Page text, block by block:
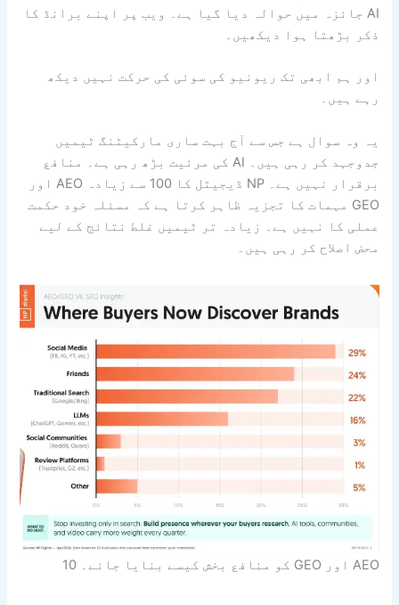
AI جائزہ میں حوالہ دیا گیا ہے۔ ویب پر اپنے برانڈ کا
ذکر بڑھتا ہوا دیکھیں۔
اور ہم ابھی تک ریونیو کی سوئی کی حرکت نہیں دیکھ
رہے ہیں۔
یہ وہ سوال ہے جس سے آج بہت ساری مارکیٹنگ ٹیمیں
جدوجہد کر رہی ہیں۔ AI کی مرئیت بڑھ رہی ہے۔ منافع
برقرار نہیں ہے۔ NP ڈیجیٹل کا 100 سے زیادہ AEO اور
GEO مہمات کا تجزیہ ظاہر کرتا ہے کہ مسئلہ خود حکمت
عملی کا نہیں ہے۔ زیادہ تر ٹیمیں غلط نتائج کے لیے
محض اصلاح کر رہی ہیں۔
AEO اور GEO کو منافع بخش کیسے بنایا جائے۔ 10